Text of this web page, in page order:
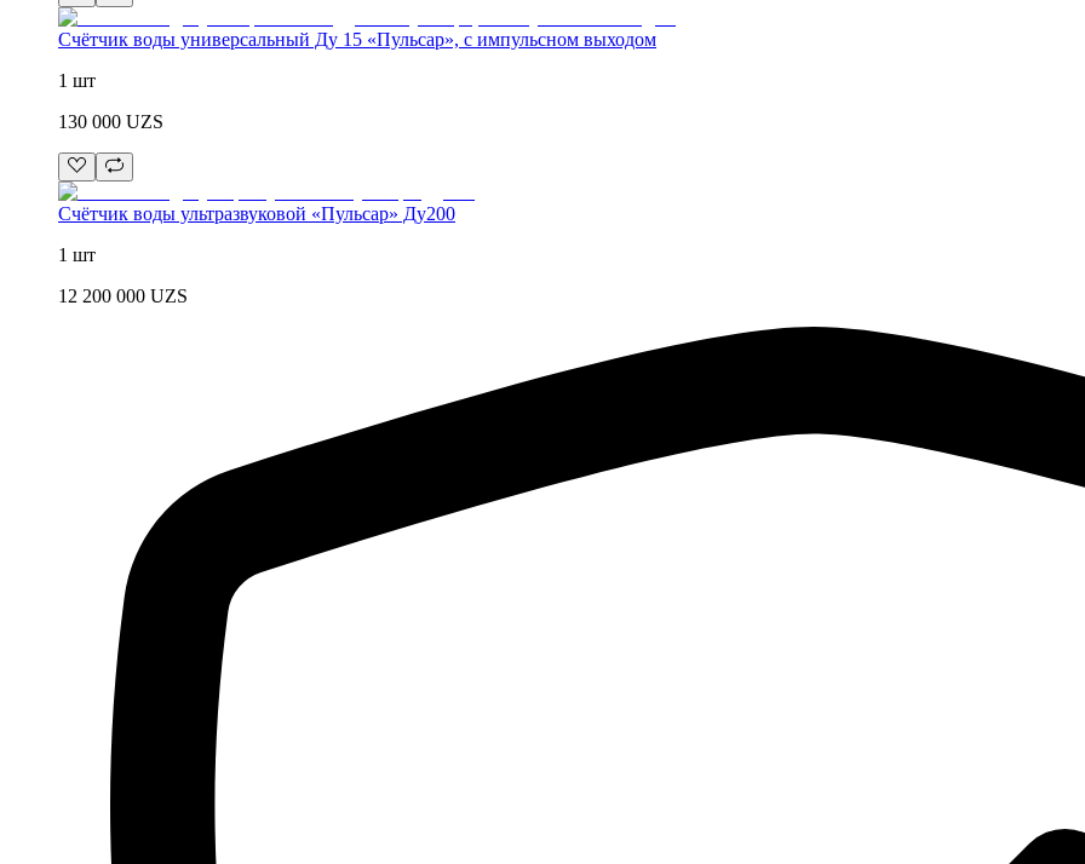
Счётчик воды универсальный Ду 15 «Пульсар», с импульсном выходом
1 шт
130 000 UZS
Счётчик воды ультразвуковой «Пульсар» Ду200
1 шт
12 200 000 UZS